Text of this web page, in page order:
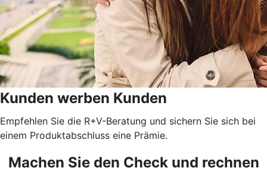
Kunden werben Kunden
Empfehlen Sie die R+V-Beratung und sichern Sie sich bei
einem Produktabschluss eine Prämie.
Machen Sie den Check und rechnen